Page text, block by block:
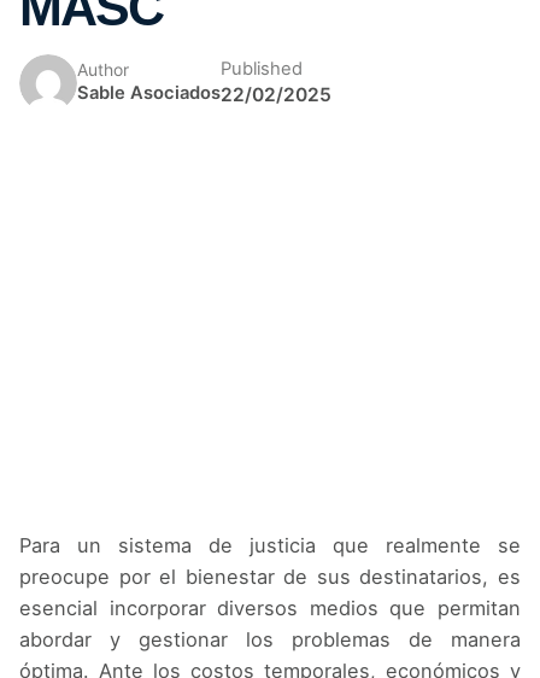
Author
Sable Asociados
Published
22/02/2025
Para un sistema de justicia que realmente se
preocupe por el bienestar de sus destinatarios, es
esencial incorporar diversos medios que permitan
abordar y gestionar los problemas de manera
óptima. Ante los costos temporales, económicos y